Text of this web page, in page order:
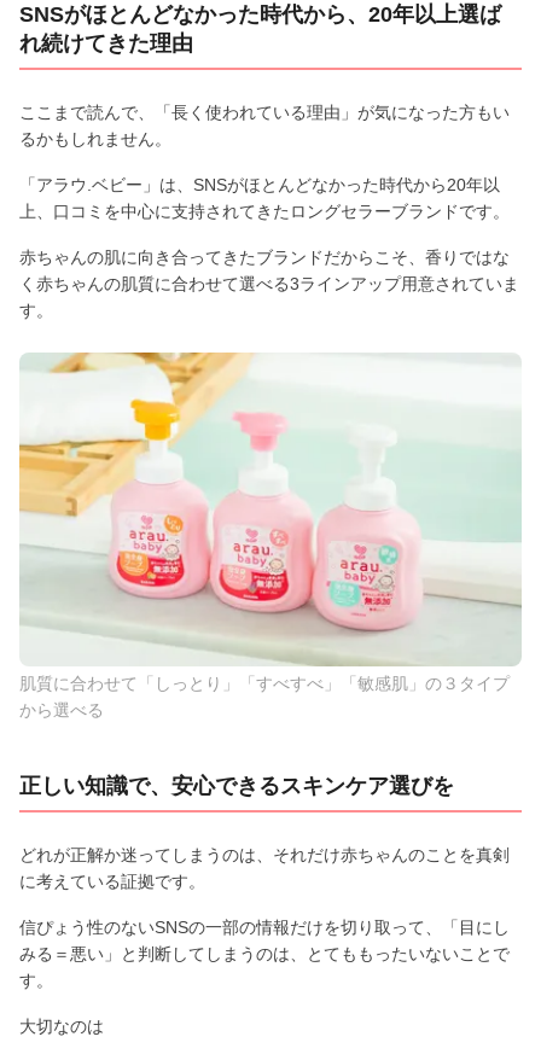
SNSがほとんどなかった時代から、20年以上選ば
れ続けてきた理由
ここまで読んで、「長く使われている理由」が気になった方もい
るかもしれません。
「アラウ.ベビー」は、SNSがほとんどなかった時代から20年以
上、口コミを中心に支持されてきたロングセラーブランドです。
赤ちゃんの肌に向き合ってきたブランドだからこそ、香りではな
く赤ちゃんの肌質に合わせて選べる3ラインアップ用意されていま
す。
肌質に合わせて「しっとり」「すべすべ」「敏感肌」の３タイプ
から選べる
正しい知識で、安心できるスキンケア選びを
どれが正解か迷ってしまうのは、それだけ赤ちゃんのことを真剣
に考えている証拠です。
信ぴょう性のないSNSの一部の情報だけを切り取って、「目にし
みる＝悪い」と判断してしまうのは、とてももったいないことで
す。
大切なのは